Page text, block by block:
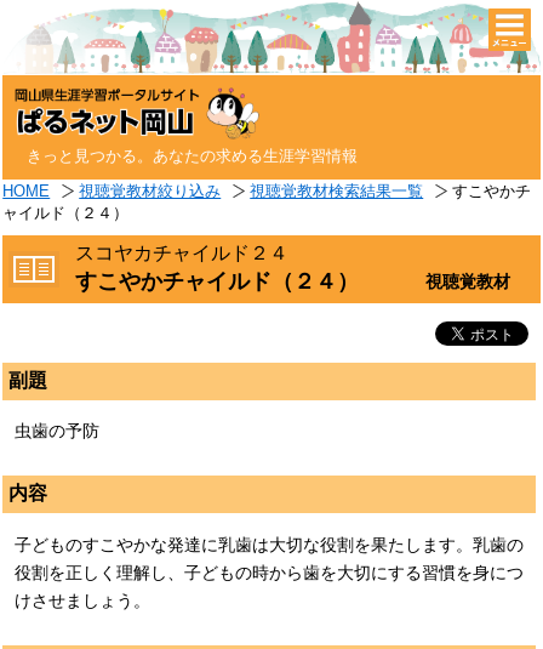
きっと見つかる。あなたの求める生涯学習情報
HOME 視聴覚教材絞り込み 視聴覚教材検索結果一覧
すこやかチ
ャイルド（２４）
スコヤカチャイルド２４
すこやかチャイルド（２４） 視聴覚教材
副題
虫歯の予防
内容
子どものすこやかな発達に乳歯は大切な役割を果たします。乳歯の
役割を正しく理解し、子どもの時から歯を大切にする習慣を身につ
けさせましょう。